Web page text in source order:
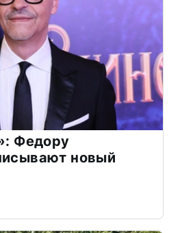
Федору
новый